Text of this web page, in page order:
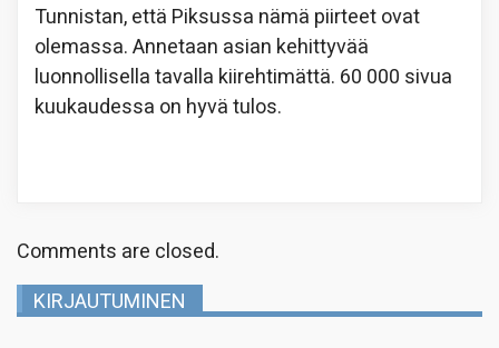
Tunnistan, että Piksussa nämä piirteet ovat
olemassa. Annetaan asian kehittyvää
luonnollisella tavalla kiirehtimättä. 60 000 sivua
kuukaudessa on hyvä tulos.
Comments are closed.
KIRJAUTUMINEN